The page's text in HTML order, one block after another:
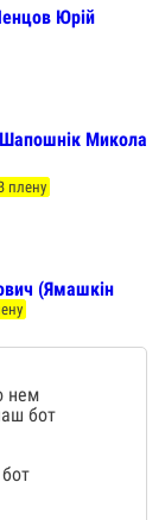
Юрій
Микола
плену
(Ямашкін
нем
бот